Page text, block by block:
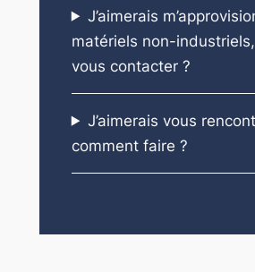
J’aimerais
matériels non-
vous contacter ?
J’aimerais vous
comment faire ?